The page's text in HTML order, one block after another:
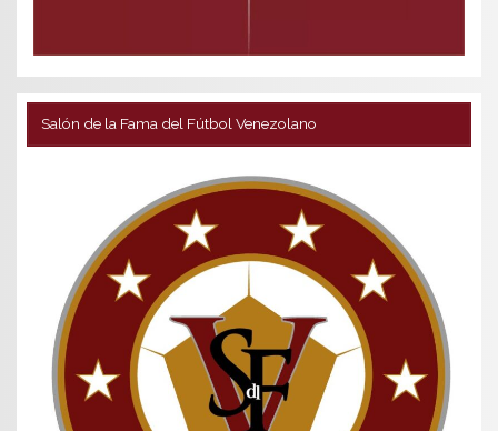
Salón de la Fama del Fútbol Venezolano